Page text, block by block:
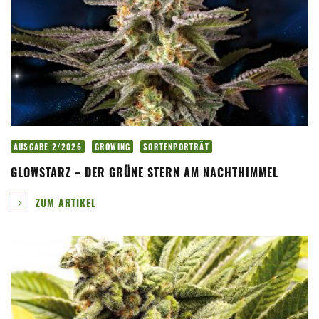
AUSGABE 2/2026 GROWING SORTENPORTRÄT
GLOWSTARZ – DER GRÜNE STERN AM NACHTHIMMEL
ZUM ARTIKEL